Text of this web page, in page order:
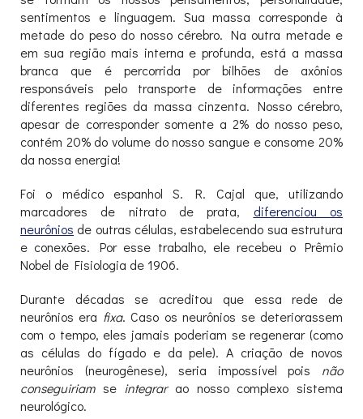
sentimentos e linguagem. Sua massa corresponde à
metade do peso do nosso cérebro. Na outra metade e
em sua região mais interna e profunda, está a massa
branca que é percorrida por bilhões de axônios
responsáveis pelo transporte de informações entre
diferentes regiões da massa cinzenta. Nosso cérebro,
apesar de corresponder somente a 2% do nosso peso,
contém 20% do volume do nosso sangue e consome 20%
da nossa energia!
Foi o médico espanhol S. R. Cajal que, utilizando
marcadores de nitrato de prata, diferenciou os
neurônios de outras células, estabelecendo sua estrutura
e conexões. Por esse trabalho, ele recebeu o Prêmio
Nobel de Fisiologia de 1906.
Durante décadas se acreditou que essa rede de
neurônios era fixa. Caso os neurônios se deteriorassem
com o tempo, eles jamais poderiam se regenerar (como
as células do fígado e da pele). A criação de novos
neurônios (neurogênese), seria impossível pois não
conseguiriamse integrarao nosso complexo sistema
neurológico.